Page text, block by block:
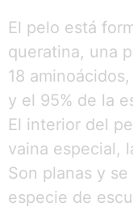
El pelo está
queratina, una
18
y el 95% de la
El interior del
vaina especial,
Son planas y
especie de